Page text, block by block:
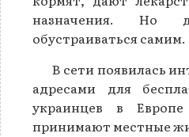
назначения. Но
обустраиваться самим.
В сети появилась
адресами для
украинцев в
принимают местные